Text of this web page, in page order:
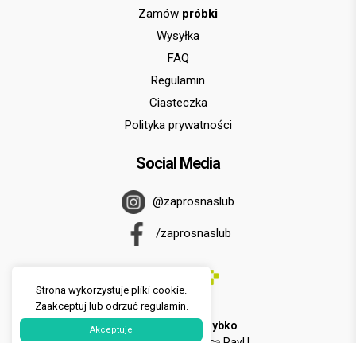
Zamów próbki
Wysyłka
FAQ
Regulamin
Ciasteczka
Polityka prywatności
Social Media
@zaprosnaslub
/zaprosnaslub
U nas zapłacisz
szybko
Strona wykorzystuje pliki cookie.
Zaakceptuj lub odrzuć regulamin.
Akceptuje